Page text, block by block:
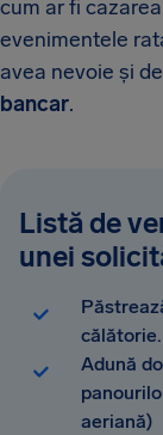
cum ar fi
evenimentele
avea nevoie și de
bancar.
Listă de
unei
călătorie.
Adună
aeriană)